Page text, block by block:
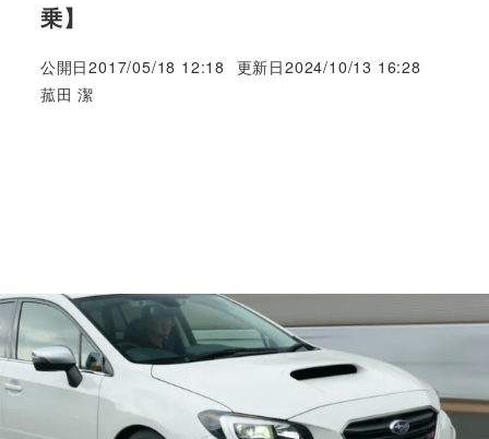
乗】
公開日2017/05/18 12:18 更新日2024/10/13 16:28
著
菰田 潔